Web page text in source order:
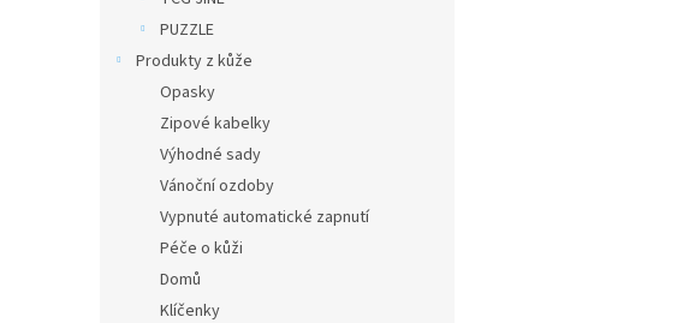
PUZZLE
Produkty z kůže
Opasky
Zipové kabelky
Výhodné sady
Vánoční ozdoby
Vypnuté automatické zapnutí
Péče o kůži
Domů
Klíčenky